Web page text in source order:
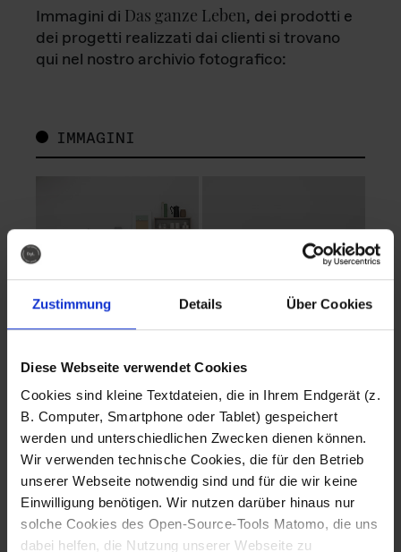
Zustimmung Details Über Cookies
Diese Webseite verwendet Cookies
Cookies sind kleine Textdateien, die in Ihrem Endgerät (z.
B. Computer, Smartphone oder Tablet) gespeichert
werden und unterschiedlichen Zwecken dienen können.
Wir verwenden technische Cookies, die für den Betrieb
unserer Webseite notwendig sind und für die wir keine
Einwilligung benötigen. Wir nutzen darüber hinaus nur
solche Cookies des Open-Source-Tools Matomo, die uns
dabei helfen, die Nutzung unserer Webseite zu
Immagini di Das ganze Leben, dei prodotti e
dei progetti realizzati dai clienti si trovano
qui nel nostro archivio fotografico:
IMMAGINI
Fotografo: Lorenz
Sternbach
Download
Fotografo: Lorenz
Sternbach
Download